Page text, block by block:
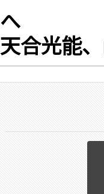
へ
天合光能